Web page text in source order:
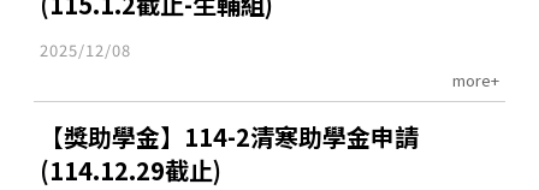
2025/12/08
more+
【獎助學金】114-2清寒助學金申請
(114.12.29截止)